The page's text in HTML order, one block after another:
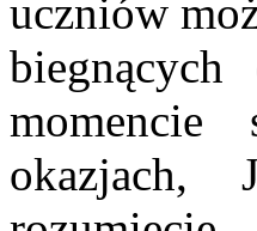
uczniów
momencie
okazjach,